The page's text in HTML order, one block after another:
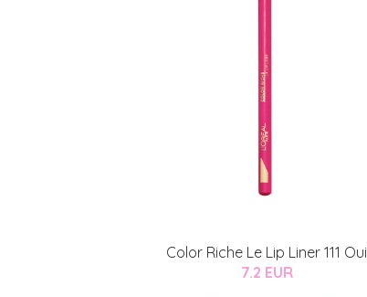
Color Riche Le Lip Liner 111 Oui
7.2 EUR